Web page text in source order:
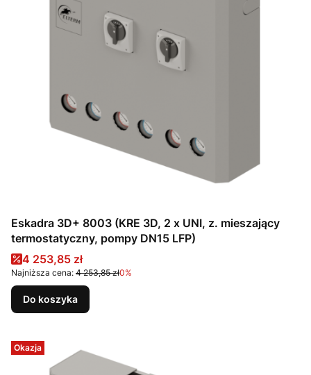
Eskadra 3D+ 8003 (KRE 3D, 2 x UNI, z. mieszający
termostatyczny, pompy DN15 LFP)
Cena promocyjna
4 253,85 zł
Najniższa cena: 4 253,85 zł0%
Do koszyka
Okazja